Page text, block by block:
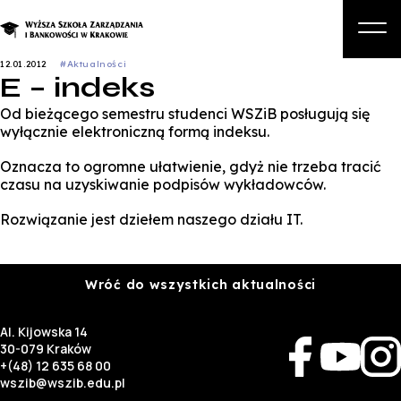
Studia
Studia podyplomowe i kursy
Biznes
12.01.2012 #Aktualności
E – indeks
Od bieżącego semestru studenci WSZiB posługują się
wyłącznie elektroniczną formą indeksu.
Oznacza to ogromne ułatwienie, gdyż nie trzeba tracić
czasu na uzyskiwanie podpisów wykładowców.
Rozwiązanie jest dziełem naszego działu IT.
Wróć do wszystkich aktualności
Al. Kijowska 14
30-079 Kraków
+(48) 12 635 68 00
wszib@wszib.edu.pl